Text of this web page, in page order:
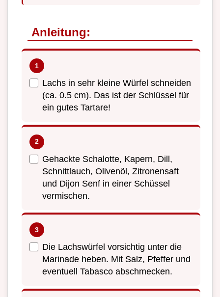
Anleitung:
Lachs in sehr kleine Würfel schneiden
(ca. 0.5 cm). Das ist der Schlüssel für
ein gutes Tartare!
Gehackte Schalotte, Kapern, Dill,
Schnittlauch, Olivenöl, Zitronensaft
und Dijon Senf in einer Schüssel
vermischen.
Die Lachswürfel vorsichtig unter die
Marinade heben. Mit Salz, Pfeffer und
eventuell Tabasco abschmecken.